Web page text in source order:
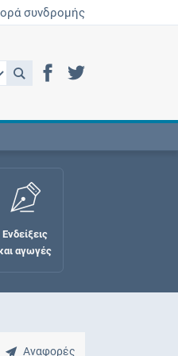
συνδρομής
Ενδείξεις
αγωγές
Αναφορές